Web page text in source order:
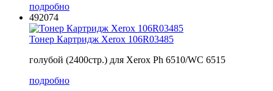
подробно
492074
Тонер Картридж Xerox 106R03485
голубой (2400стр.) для Xerox Ph 6510/WC 6515
подробно